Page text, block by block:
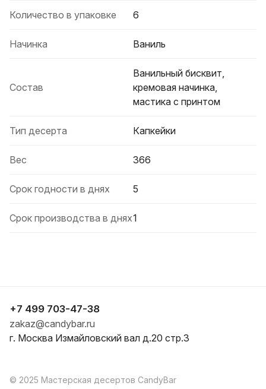
Количество в упаковке 6
Начинка Ваниль
Состав
Ванильный бисквит,
кремовая начинка,
мастика с принтом
Тип десерта Капкейки
Вес 366
Срок годности в днях 5
Срок производства в днях1
+7 499 703-47-38
zakaz@candybar.ru
г. Москва Измайловский вал д.20 стр.3
© 2025 Мастерская десертов CandyBar